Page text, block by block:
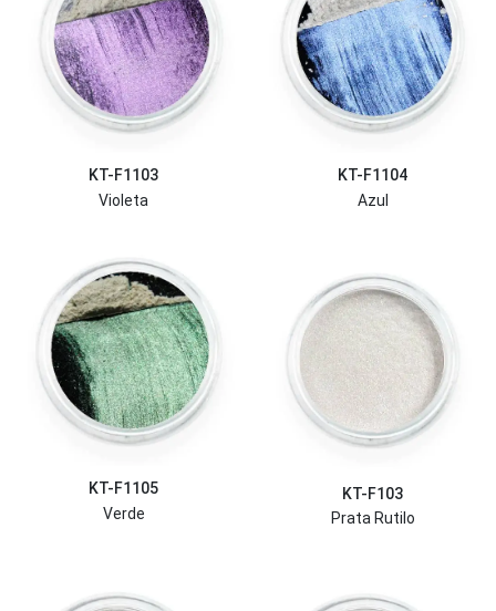
KT-F1103
Violeta
KT-F1104
Azul
KT-F1105
Verde
KT-F103
Prata Rutilo